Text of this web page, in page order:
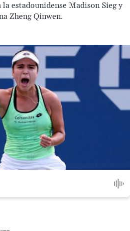
estadounidense Madison Sieg y
Zheng Qinwen.